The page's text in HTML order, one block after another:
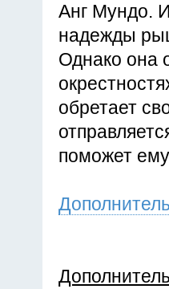
Анг Мундо.
надежды
Однако она
обретает
поможет